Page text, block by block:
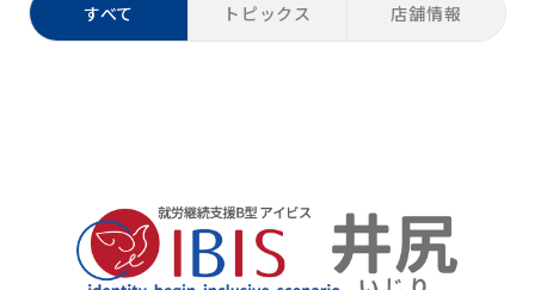
すべて トピックス 店舗情報